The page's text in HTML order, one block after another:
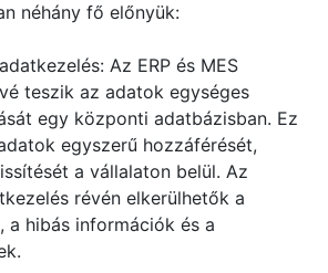
néhány fő előnyük:
Az ERP és MES
teszik az adatok egységes
egy központi adatbázisban. Ez
egyszerű hozzáférését,
a vállalaton belül. Az
révén elkerülhetők a
a hibás információk és a